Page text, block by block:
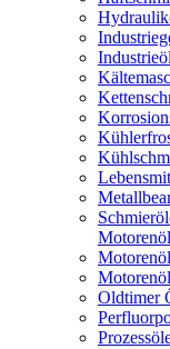
Oldtimer